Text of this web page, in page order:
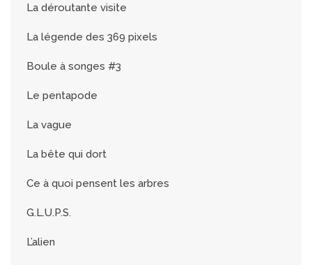
La déroutante visite
La légende des 369 pixels
Boule à songes #3
Le pentapode
La vague
La bête qui dort
Ce à quoi pensent les arbres
G.L.U.P.S.
L’alien